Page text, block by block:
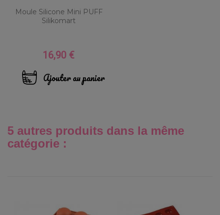
Moule Silicone Mini PUFF
Silikomart
Prix
16,90 €
Ajouter au panier
5 autres produits dans la même
catégorie :